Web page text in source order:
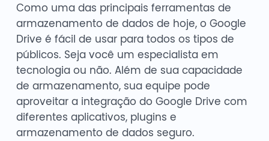
Como uma das principais ferramentas de
armazenamento de dados de hoje, o Google
Drive é fácil de usar para todos os tipos de
públicos. Seja você um especialista em
tecnologia ou não. Além de sua capacidade
de armazenamento, sua equipe pode
aproveitar a integração do Google Drive com
diferentes aplicativos, plugins e
armazenamento de dados seguro.